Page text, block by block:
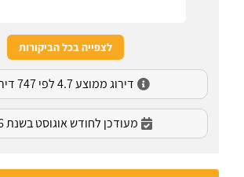
לצפייה בכל הביקורות
דירוג ממוצע 4.7 לפי 747 דירוגים
מעודכן לחודש אוגוסט בשנת 2026